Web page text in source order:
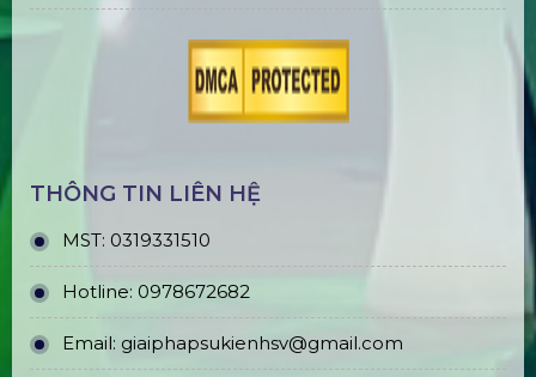
THÔNG TIN LIÊN HỆ
MST: 0319331510
Hotline: 0978672682
Email: giaiphapsukienhsv@gmail.com